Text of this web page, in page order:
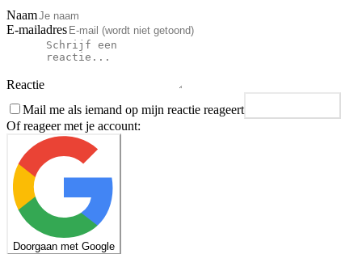
Naam
E-mailadres
Reactie
Mail me als iemand op mijn reactie reageert
Of reageer met je account:
Doorgaan met Google